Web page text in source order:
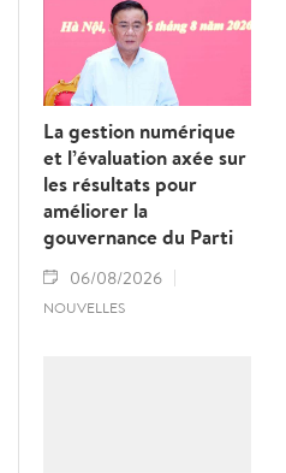
La gestion numérique
et l’évaluation axée sur
les résultats pour
améliorer la
gouvernance du Parti
06/08/2026
NOUVELLES